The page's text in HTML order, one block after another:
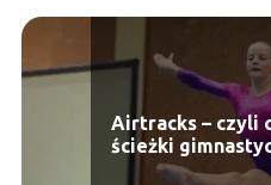
Airtracks – czyli
ścieżki